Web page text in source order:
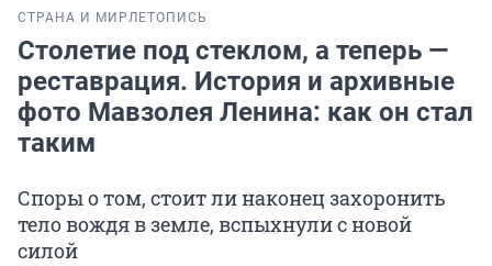
СТРАНА И МИРЛЕТОПИСЬ
Столетие под стеклом, а теперь —
реставрация. История и архивные
фото Мавзолея Ленина: как он стал
таким
Споры о том, стоит ли наконец захоронить
тело вождя в земле, вспыхнули с новой
силой